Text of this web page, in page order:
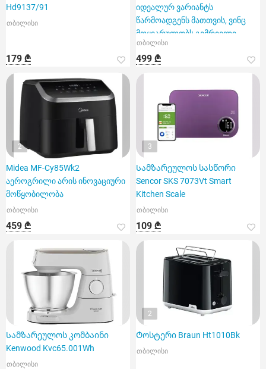
Hd9137/91
თბილისი
179 ₾
იდეალურ ვარიანტს
წარმოადგენს მათთვის, ვინც
მოყვარულობს გემრიელი
კერძების სწრ
თბილისი
499 ₾
2
Midea MF-Cy85Wk2
აეროგრილი არის ინოვაციური
მოწყობილობა
თბილისი
459 ₾
3
Სამზარეულოს სასწორი
Sencor SKS 7073Vt Smart
Kitchen Scale
თბილისი
109 ₾
Სამზარეულოს კომბაინი
Kenwood Kvc65.001Wh
თბილისი
2
Ტოსტერი Braun Ht1010Bk
თბილისი